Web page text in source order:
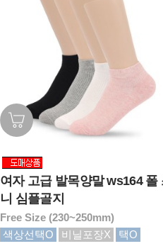
여자 고급 발목양말 ws164 폴
니 심플골지
Free Size (230~250mm)
색상선택O
비닐포장X 택O